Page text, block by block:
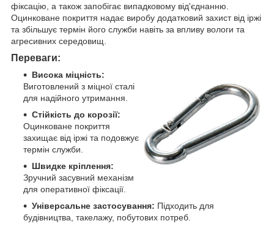
фіксацію, а також запобігає випадковому від'єднанню.
Оцинковане покриття надає виробу додатковий захист від іржі
та збільшує термін його служби навіть за впливу вологи та
агресивних середовищ.
Переваги:
Висока міцність:
Виготовлений з міцної сталі
для надійного утримання.
Стійкість до корозії:
Оцинковане покриття
захищає від іржі та подовжує
термін служби.
Швидке кріплення:
Зручний засувний механізм
для оперативної фіксації.
Універсальне застосування: Підходить для
будівництва, такелажу, побутових потреб.